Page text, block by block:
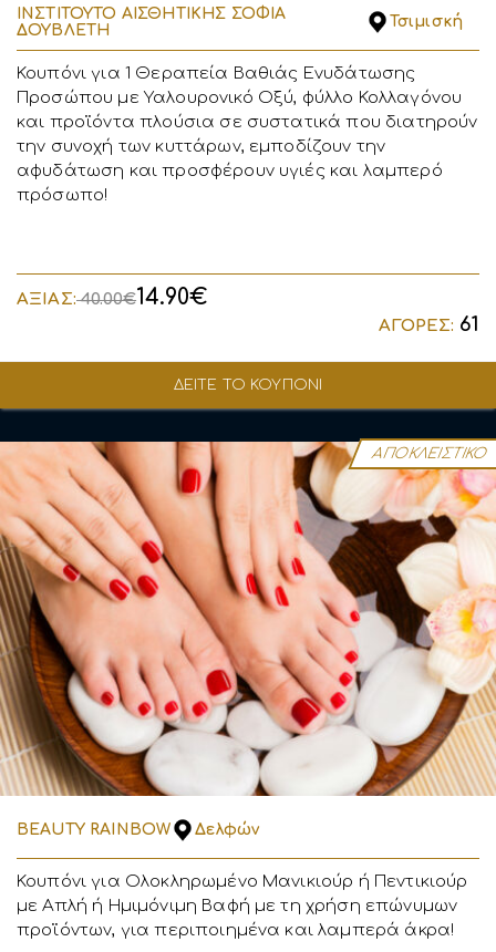
ΙΝΣΤΙΤΟΥΤΟ ΑΙΣΘΗΤΙΚΗΣ ΣΟΦΙΑ
ΔΟΥΒΛΕΤΗ
Τσιμισκή
ΔΕΙΤΕ ΤΟ ΚΟΥΠΟΝΙ
Κουπόνι για 1 Θεραπεία Βαθιάς Ενυδάτωσης
Προσώπου με Υαλουρονικό Οξύ, φύλλο Κολλαγόνου
και προϊόντα πλούσια σε συστατικά που διατηρούν
την συνοχή των κυττάρων, εμποδίζουν την
αφυδάτωση και προσφέρουν υγιές και λαμπερό
πρόσωπο!
ΑΞΙΑΣ:40.00€14.90€
ΑΓΟΡΕΣ: 61
ΑΠΟΚΛΕΙΣΤΙΚΟ
BEAUTY RAINBOW Δελφών
Κουπόνι για Ολοκληρωμένο Μανικιούρ ή Πεντικιούρ
με Απλή ή Ημιμόνιμη Βαφή με τη χρήση επώνυμων
προϊόντων, για περιποιημένα και λαμπερά άκρα!